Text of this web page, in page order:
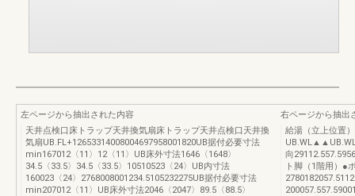
左ページから抽出された内容
天井点検口床トラップ天井換気扇床トラップ天井点検口天井換
気扇UB.FL+12653314008004697958001820UB据付必要寸法
min167012〈11〉12〈11〉UB床外寸法1646〈1648〉
34.5〈33.5〉34.5〈33.5〉10510523〈24〉UB内寸法
160023〈24〉2768008001234.5105232275UB据付必要寸法
min207012〈11〉UB床外寸法2046〈2047〉89.5〈88.5〉
右ページから抽出
給湯（立上位置
向
ト脚（1階用）●